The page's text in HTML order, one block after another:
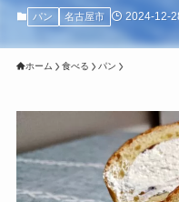
パン 名古屋市 2024-12-
ホーム 食べる パン